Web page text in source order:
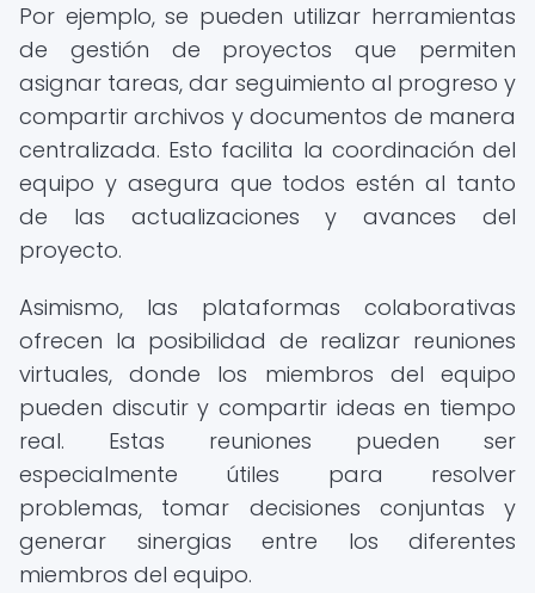
Por ejemplo, se pueden utilizar herramientas
de gestión de proyectos que permiten
asignar tareas, dar seguimiento al progreso y
compartir archivos y documentos de manera
centralizada. Esto facilita la coordinación del
equipo y asegura que todos estén al tanto
de las actualizaciones y avances del
proyecto.
Asimismo, las plataformas colaborativas
ofrecen la posibilidad de realizar reuniones
virtuales, donde los miembros del equipo
pueden discutir y compartir ideas en tiempo
real. Estas reuniones pueden ser
especialmente útiles para resolver
problemas, tomar decisiones conjuntas y
generar sinergias entre los diferentes
miembros del equipo.